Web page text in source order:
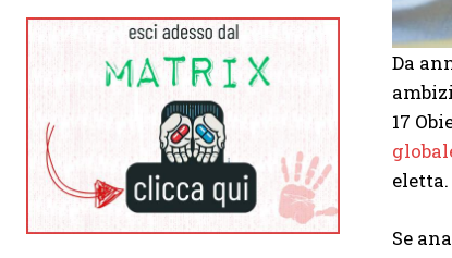
Da
17
eletta.
Se